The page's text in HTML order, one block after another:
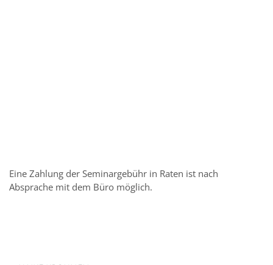
Eine Zahlung der Seminargebühr in Raten ist nach
Absprache mit dem Büro möglich.